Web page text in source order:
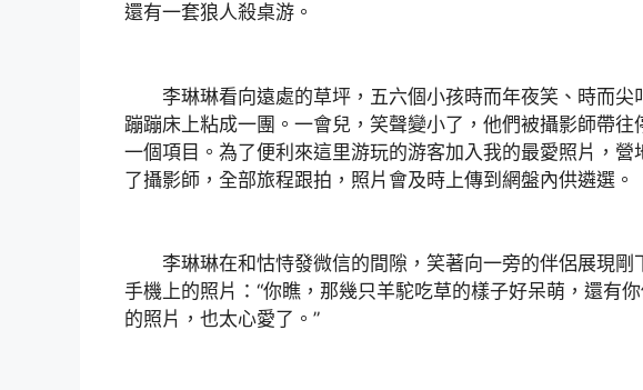
還有一套狼人殺桌游。
李琳琳看向遠處的草坪，五六個小孩時而年夜笑、時而尖
蹦蹦床上粘成一團。一會兒，笑聲變小了，他們被攝影師帶往
一個項目。為了便利來這里游玩的游客加入我的最愛照片，營
了攝影師，全部旅程跟拍，照片會及時上傳到網盤內供遴選。
李琳琳在和怙恃發微信的間隙，笑著向一旁的伴侶展現剛
手機上的照片：“你瞧，那幾只羊駝吃草的樣子好呆萌，還有
的照片，也太心愛了。”